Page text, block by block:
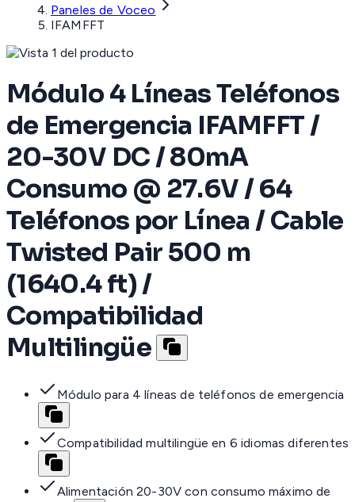
Paneles de Voceo
IFAMFFT
Módulo 4 Líneas Teléfonos
de Emergencia IFAMFFT /
20-30V DC / 80mA
Consumo @ 27.6V / 64
Teléfonos por Línea / Cable
Twisted Pair 500 m
(1640.4 ft) /
Compatibilidad
Multilingüe
Módulo para 4 líneas de teléfonos de emergencia
Compatibilidad multilingüe en 6 idiomas diferentes
Alimentación 20-30V con consumo máximo de